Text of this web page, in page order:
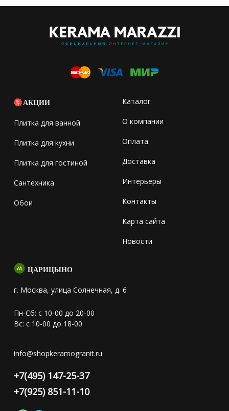
АКЦИИ
Плитка для ванной
Плитка для кухни
Плитка для гостиной
Сантехника
Обои
Каталог
О компании
Оплата
Доставка
Интерьеры
Контакты
Карта сайта
Новости
ЦАРИЦЫНО
г. Москва, улица Солнечная, д. 6
Пн-Сб: с 10-00 до 20-00
Вс: с 10-00 до 18-00
info@shopkeramogranit.ru
+7(495) 147-25-37
+7(925) 851-11-10